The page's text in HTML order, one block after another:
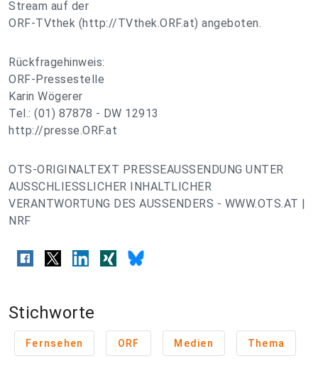
Stream auf der
ORF-TVthek (http://TVthek.ORF.at) angeboten.
Rückfragehinweis:
ORF-Pressestelle
Karin Wögerer
Tel.: (01) 87878 - DW 12913
http://presse.ORF.at
OTS-ORIGINALTEXT PRESSEAUSSENDUNG UNTER
AUSSCHLIESSLICHER INHALTLICHER
VERANTWORTUNG DES AUSSENDERS - WWW.OTS.AT |
NRF
Stichworte
Fernsehen ORF Medien Thema